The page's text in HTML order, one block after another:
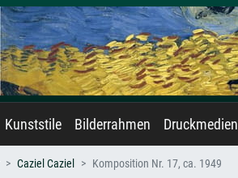
Kunststile Bilderrahmen Druckmedien
Caziel Caziel Komposition Nr. 17, ca. 1949